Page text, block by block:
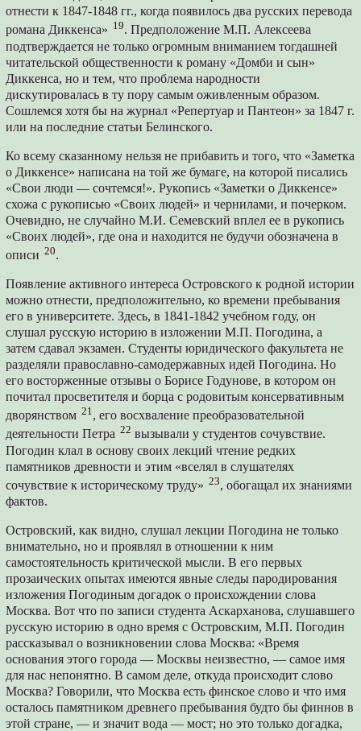
отнести к 1847-1848 гг., когда появилось два русских перевода
романа Диккенса» 19. Предположение М.П. Алексеева
подтверждается не только огромным вниманием тогдашней
читательской общественности к роману «Домби и сын»
Диккенса, но и тем, что проблема народности
дискутировалась в ту пору самым оживленным образом.
Сошлемся хотя бы на журнал «Репертуар и Пантеон» за 1847 г.
или на последние статьи Белинского.
Ко всему сказанному нельзя не прибавить и того, что «Заметка
о Диккенсе» написана на той же бумаге, на которой писались
«Свои люди — сочтемся!». Рукопись «Заметки о Диккенсе»
схожа с рукописью «Своих людей» и чернилами, и почерком.
Очевидно, не случайно М.И. Семевский вплел ее в рукопись
«Своих людей», где она и находится не будучи обозначена в
описи 20.
Появление активного интереса Островского к родной истории
можно отнести, предположительно, ко времени пребывания
его в университете. Здесь, в 1841-1842 учебном году, он
слушал русскую историю в изложении М.П. Погодина, а
затем сдавал экзамен. Студенты юридического факультета не
разделяли православно-самодержавных идей Погодина. Но
его восторженные отзывы о Борисе Годунове, в котором он
почитал просветителя и борца с родовитым консервативным
дворянством 21, его восхваление преобразовательной
деятельности Петра 22 вызывали у студентов сочувствие.
Погодин клал в основу своих лекций чтение редких
памятников древности и этим «вселял в слушателях
сочувствие к историческому труду» 23, обогащал их знаниями
фактов.
Островский, как видно, слушал лекции Погодина не только
внимательно, но и проявлял в отношении к ним
самостоятельность критической мысли. В его первых
прозаических опытах имеются явные следы пародирования
изложения Погодиным догадок о происхождении слова
Москва. Вот что по записи студента Аскарханова, слушавшего
русскую историю в одно время с Островским, М.П. Погодин
рассказывал о возникновении слова Москва: «Время
основания этого города — Москвы неизвестно, — самое имя
для нас непонятно. В самом деле, откуда происходит слово
Москва? Говорили, что Москва есть финское слово и что имя
осталось памятником древнего пребывания будто бы финнов в
этой стране, — и значит вода — мост; но это только догадка,